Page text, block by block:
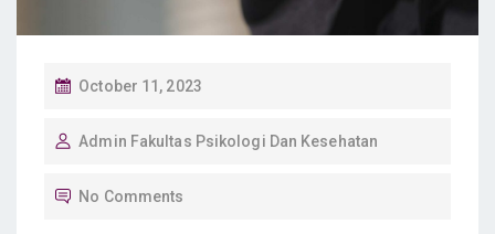
P
S
October 11, 2023
Admin Fakultas Psikologi Dan Kesehatan
No Comments